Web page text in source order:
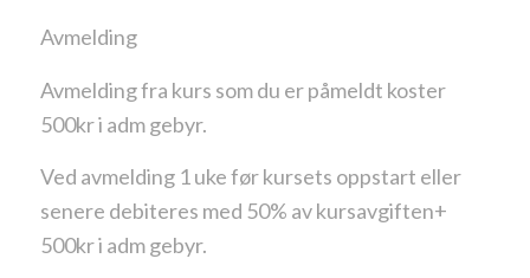
Avmelding
Avmelding fra kurs som du er påmeldt koster
500kr i adm gebyr.
Ved avmelding 1 uke før kursets oppstart eller
senere debiteres med 50% av kursavgiften+
500kr i adm gebyr.